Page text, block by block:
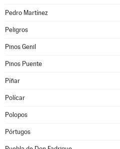
Pedro Martínez
Peligros
Pinos Genil
Pinos Puente
Píñar
Polícar
Polopos
Pórtugos